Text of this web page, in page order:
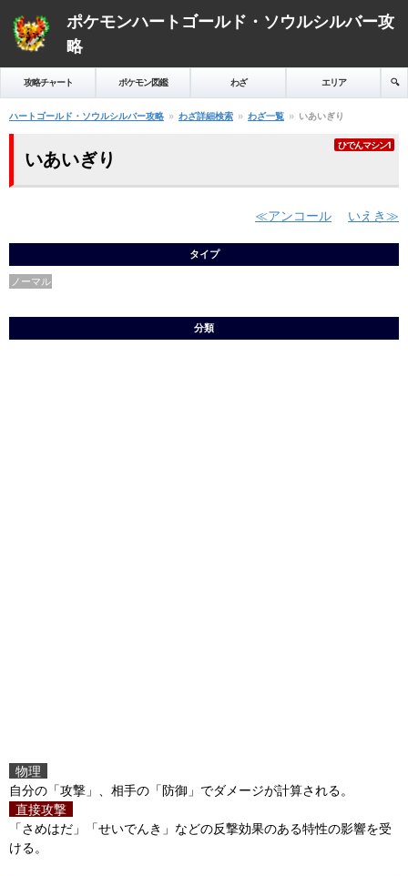
ポケモンハートゴールド・ソウルシルバー攻
略
攻略チャート ポケモン図鑑 わざ エリア 🔍️
ハートゴールド・ソウルシルバー攻略 わざ詳細検索 わざ一覧 いあいぎり
ひでんマシン1
いあいぎり
アンコール いえき
タイプ
ノーマル
分類
物理
自分の「攻撃」、相手の「防御」でダメージが計算される。
直接攻撃
「さめはだ」「せいでんき」などの反撃効果のある特性の影響を受
ける。